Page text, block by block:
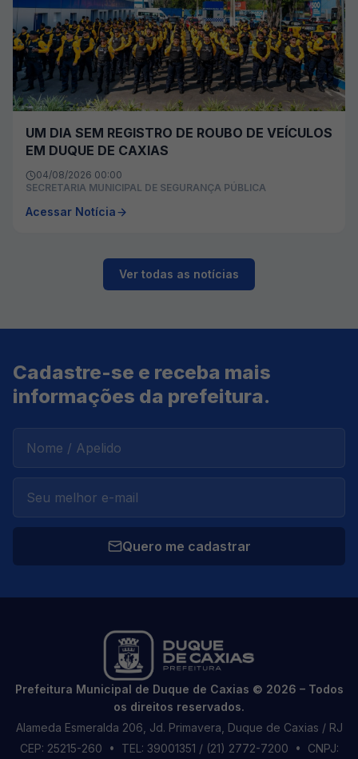
UM DIA SEM REGISTRO DE ROUBO DE VEÍCULOS
EM DUQUE DE CAXIAS
04/08/2026 00:00
SECRETARIA MUNICIPAL DE SEGURANÇA PÚBLICA
Acessar Notícia
Ver todas as notícias
Cadastre-se e receba mais
informações da prefeitura.
Quero me cadastrar
Prefeitura Municipal de Duque de Caxias © 2026 – Todos
os direitos reservados.
Alameda Esmeralda 206, Jd. Primavera, Duque de Caxias / RJ
CEP: 25215-260 • TEL: 39001351 / (21) 2772-7200 • CNPJ: